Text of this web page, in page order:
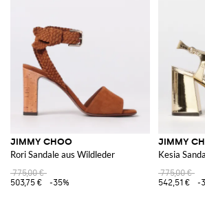
JIMMY CHOO
Rori Sandale aus Wildleder
775,00 €
503,75 €
-35%
JIMMY
Kesia
775,00 €
542,51 €
-